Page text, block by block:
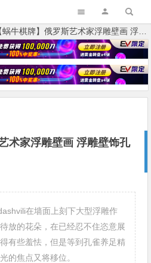
蜗牛棋牌】俄罗斯艺术家浮雕壁画 浮雕壁饰孔雀栩栩如生
术家浮雕壁画 浮雕壁饰孔
在墙面上刻下大型浮雕作
放的花朵，在已经忍不住恣意展
有些羞怯，但是等到孔雀养足精
的焦点又将移位。